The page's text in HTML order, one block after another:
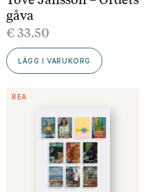
gåva
€33.50
LÄGG I VARUKORG
REA